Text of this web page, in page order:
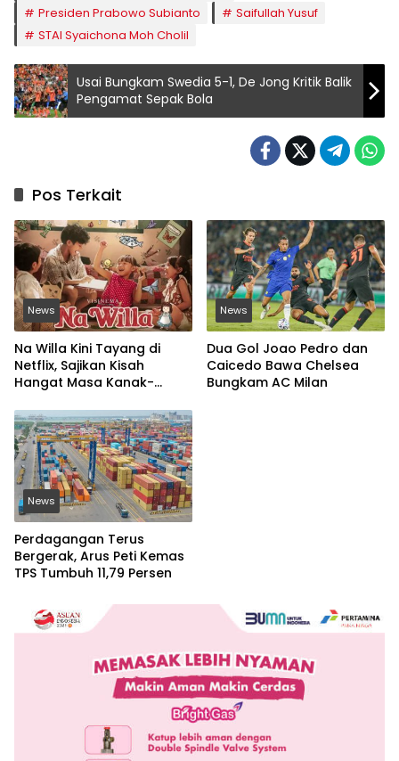
Presiden Prabowo Subianto
Saifullah Yusuf
STAI Syaichona Moh Cholil
Usai Bungkam Swedia 5-1, De Jong Kritik Balik
Pengamat Sepak Bola
Pos Terkait
News
Na Willa Kini Tayang di
Netflix, Sajikan Kisah
Hangat Masa Kanak-
News
Dua Gol Joao Pedro dan
Caicedo Bawa Chelsea
Bungkam AC Milan
News
Perdagangan Terus
Bergerak, Arus Peti Kemas
TPS Tumbuh 11,79 Persen